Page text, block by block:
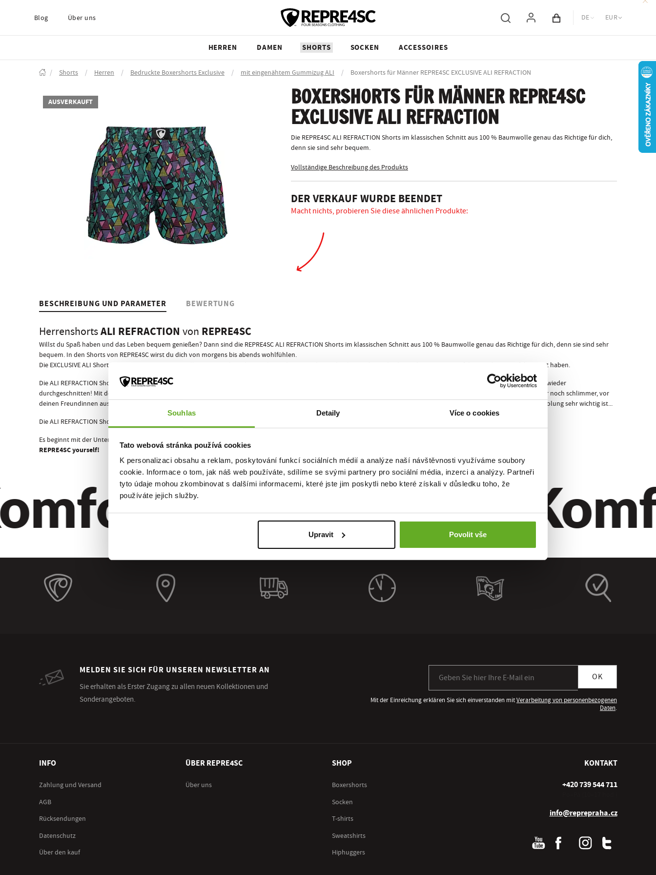
Souhlas Detaily Více o cookies
Tato webová stránka používá cookies
K personalizaci obsahu a reklam, poskytování funkcí sociálních médií a analýze naší návštěvnosti využíváme soubory
cookie. Informace o tom, jak náš web používáte, sdílíme se svými partnery pro sociální média, inzerci a analýzy. Partneři
tyto údaje mohou zkombinovat s dalšími informacemi, které jste jim poskytli nebo které získali v důsledku toho, že
používáte jejich služby.
Upravit Povolit vše
Blog Über uns Inhalt des Wagens
DE EUR
HERREN DAMEN SHORTS SOCKEN ACCESSOIRES
/ Shorts / Herren / Bedruckte Boxershorts Exclusive / mit eingenähtem Gummizug ALI / Boxershorts für Männer REPRE4SC EXCLUSIVE ALI REFRACTION
AUSVERKAUFT
BOXERSHORTS FÜR MÄNNER REPRE4SC
EXCLUSIVE ALI REFRACTION
Die REPRE4SC ALI REFRACTION Shorts im klassischen Schnitt aus 100 % Baumwolle genau das Richtige für dich,
denn sie sind sehr bequem.
Vollständige Beschreibung des Produkts
DER VERKAUF WURDE BEENDET
Macht nichts, probieren Sie diese ähnlichen Produkte:
BESCHREIBUNG UND PARAMETER BEWERTUNG
HerrenshortsALI REFRACTION von REPRE4SC
Willst du Spaß haben und das Leben bequem genießen? Dann sind die REPRE4SC ALI REFRACTION Shorts im klassischen Schnitt aus 100 % Baumwolle genau das Richtige für dich, denn sie sind sehr
bequem. In den Shorts von REPRE4SC wirst du dich von morgens bis abends wohlfühlen.
Die EXCLUSIVE ALI Shorts für Männer sind ein origineller Print, ein bewährter Schnitt, den wir in den mehr als 20 Jahren, die die Marke REPRE4SC auf dem Markt ist, perfektioniert haben.
Die ALI REFRACTION Shorts haben ein standardmäßig eingenähtes Gummiband, das sich dir in jeder Situation anpasst. Dank der
, aus denen sie bestehen, werden sie nie wieder
durchgeschnitten! Mit den Shorts der tschechischen Marke REPRE4SC ist dir der Erfolg garantiert! Keine peinlichen Situationen mehr, in denen du dich vor deinen Freunden oder noch schlimmer, vor
deinen Freundinnen ausziehen musst! Außerdem bietet keine andere Shorts für Männer mehr Komfort während des Tages und der Nacht, was für deine Leistung und deine Erholung sehr wichtig ist...
Die ALI REFRACTION Shorts kommen, wie alle anderen REPRE4SC Shorts für Männer, in einem stylischen Papierpixel
Es beginnt mit der Unterwäsche!
REPRE4SC yourself!
Qualität. Stil.
MELDEN SIE SICH FÜR UNSEREN NEWSLETTER AN
Sie erhalten als Erster Zugang zu allen neuen Kollektionen und
Sonderangeboten.
OK
Mit der Einreichung erklären Sie sich einverstanden mitVerarbeitung von personenbezogenen
Daten.
INFO
Zahlung und Versand
AGB
Rücksendungen
Datenschutz
Über den kauf
ÜBER REPRE4SC
Über uns
SHOP
Boxershorts
Socken
T-shirts
Sweatshirts
Hiphuggers
KONTAKT
+420 739 544 711
info@reprepraha.cz